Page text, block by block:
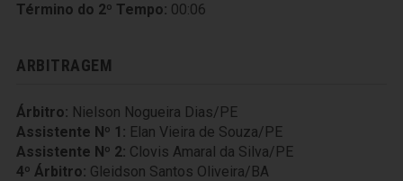
Término do 2º Tempo: 00:06
ARBITRAGEM
Árbitro: Nielson Nogueira Dias/PE
Assistente Nº 1: Elan Vieira de Souza/PE
Assistente Nº 2: Clovis Amaral da Silva/PE
4º Árbitro: Gleidson Santos Oliveira/BA